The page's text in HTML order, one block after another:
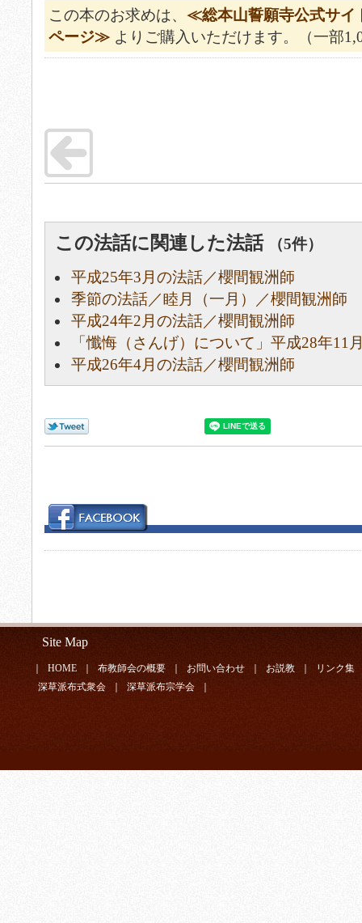
この本のお求めは、 ≪総本山誓願寺公式サイ
ページ≫ よりご購入いただけます。（一部
この法話に関連した法話
（5件）
平成25年3月の法話／櫻間観洲師
季節の法話／睦月（一月）／櫻間観洲師
平成24年2月の法話／櫻間観洲師
「懺悔（さんげ）について」平成28年11
平成26年4月の法話／櫻間観洲師
Site Map
HOME 布教師会の概要 お問い合わせ お説教 リンク集
深草派布式衆会
深草派布宗学会